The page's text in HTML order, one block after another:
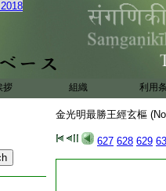
拶 組織 利用
金光明最勝王經玄樞
627 628 629